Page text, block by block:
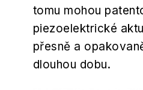
tomu mohou
piezoelektrické
přesně a
dlouhou dobu.